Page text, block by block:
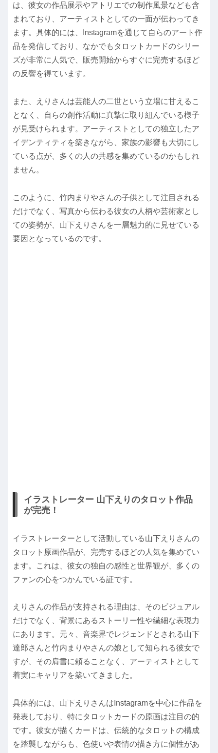
は、彼女の作品展示やアトリエでの制作風景なども含
まれており、アーティストとしての一面が伝わってき
ます。具体的には、Instagramを通じて自らのアート作
品を発信しており、なかでもタロットカードのシリー
ズが非常に人気で、販売開始からすぐに完売するほど
の反響を得ています。
また、えりさんは芸能人の二世という立場に甘えるこ
となく、自らの創作活動に真摯に取り組んでいる様子
が見受けられます。アーティストとしての独立したア
イデンティティを築きながら、家族の影響も大切にし
ている点が、多くの人の共感を集めているのかもしれ
ません。
このように、竹内まりやさんの子供として注目される
だけでなく、写真から伝わる彼女の人柄や芸術家とし
ての姿勢が、山下えりさんを一層魅力的に見せている
要因となっているのです。
イラストレーター 山下えりのタロット作品
が完売！
イラストレーターとして活動している山下えりさんの
タロット原画作品が、完売するほどの人気を集めてい
ます。これは、彼女の独自の感性と世界観が、多くの
ファンの心をつかんでいる証です。
えりさんの作品が支持される理由は、そのビジュアル
だけでなく、背景にあるストーリー性や繊細な表現力
にあります。元々、音楽界でレジェンドとされる山下
達郎さんと竹内まりやさんの娘として知られる彼女で
すが、その肩書に頼ることなく、アーティストとして
着実にキャリアを築いてきました。
具体的には、山下えりさんはInstagramを中心に作品を
発表しており、特にタロットカードの原画は注目の的
です。彼女が描くカードは、伝統的なタロットの構成
を踏襲しながらも、色使いや表情の描き方に個性があ